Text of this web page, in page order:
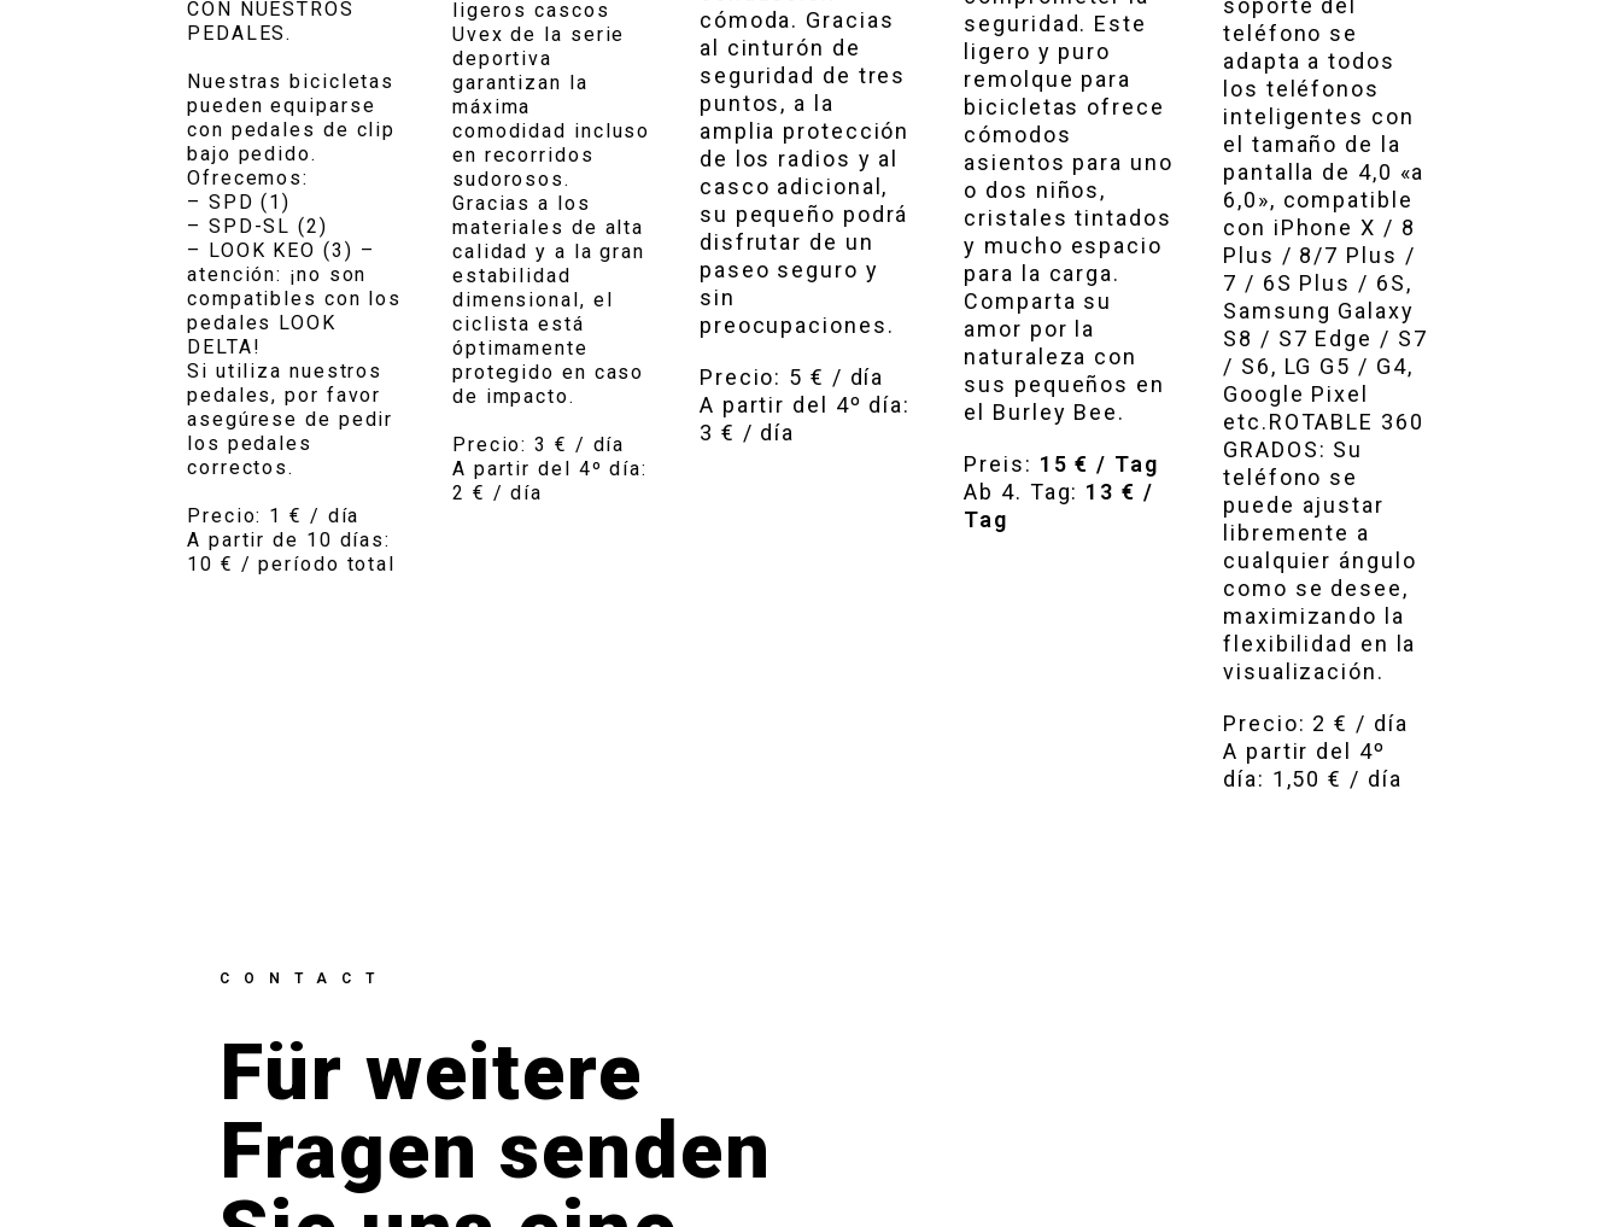
CON NUESTROS
PEDALES.
Nuestras bicicletas
pueden equiparse
con pedales de clip
bajo pedido.
Ofrecemos:
– SPD (1)
– SPD-SL (2)
– LOOK KEO (3) –
atención: ¡no son
compatibles con los
pedales LOOK
DELTA!
Si utiliza nuestros
pedales, por favor
asegúrese de pedir
los pedales
correctos.
Precio: 1 € / día
A partir de 10 días:
10 € / período total
ligeros cascos
Uvex de la serie
deportiva
garantizan la
máxima
comodidad incluso
en recorridos
sudorosos.
Gracias a los
materiales de alta
calidad y a la gran
estabilidad
dimensional, el
ciclista está
óptimamente
protegido en caso
de impacto.
Precio: 3 € / día
A partir del 4º día:
2 € / día
cómoda. Gracias
al cinturón de
seguridad de tres
puntos, a la
amplia protección
de los radios y al
casco adicional,
su pequeño podrá
disfrutar de un
paseo seguro y
sin
preocupaciones.
Precio: 5 € / día
A partir del 4º día:
3 € / día
seguridad. Este
ligero y puro
remolque para
bicicletas ofrece
cómodos
asientos para uno
o dos niños,
cristales tintados
y mucho espacio
para la carga.
Comparta su
amor por la
naturaleza con
sus pequeños en
el Burley Bee.
Preis: 15 € / Tag
Ab 4. Tag: 13 € /
Tag
soporte del
teléfono se
adapta a todos
los teléfonos
inteligentes con
el tamaño de la
pantalla de 4,0 «a
6,0», compatible
con iPhone X / 8
Plus / 8/7 Plus /
7 / 6S Plus / 6S,
Samsung Galaxy
S8 / S7 Edge / S7
/ S6, LG G5 / G4,
Google Pixel
etc.ROTABLE 360
GRADOS: Su
teléfono se
puede ajustar
libremente a
cualquier ángulo
como se desee,
maximizando la
flexibilidad en la
visualización.
Precio: 2 € / día
A partir del 4º
día: 1,50 € / día
CONTACT
Für weitere
Fragen senden